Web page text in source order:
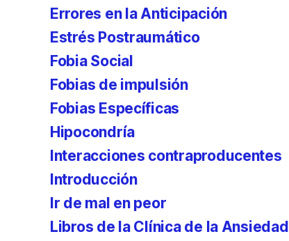
Errores en la Anticipación
Estrés Postraumático
Fobia Social
Fobias de impulsión
Fobias Específicas
Hipocondría
Interacciones contraproducentes
Introducción
Ir de mal en peor
Libros de la Clínica de la Ansiedad